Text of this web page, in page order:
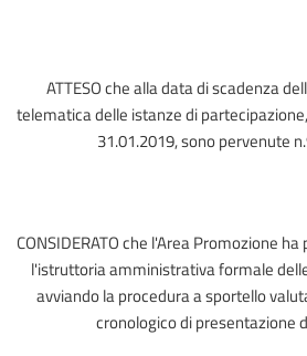
ATTESO che alla data di scadenza
telematica delle istanze di
31.01.2019, sono pervenute
CONSIDERATO che l'Area Promozione
l'istruttoria amministrativa formale
avviando la procedura a sportello
cronologico di presentazione